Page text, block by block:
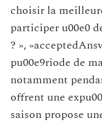
choisir la
participer u00e0
? »,
pu00e9riode de
notamment
offrent une
saison propose